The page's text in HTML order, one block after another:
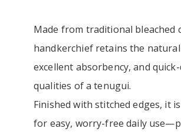
Made from traditional bleached
handkerchief retains the
excellent absorbency, and
qualities of a tenugui.
Finished with stitched edges, it
for easy, worry-free daily